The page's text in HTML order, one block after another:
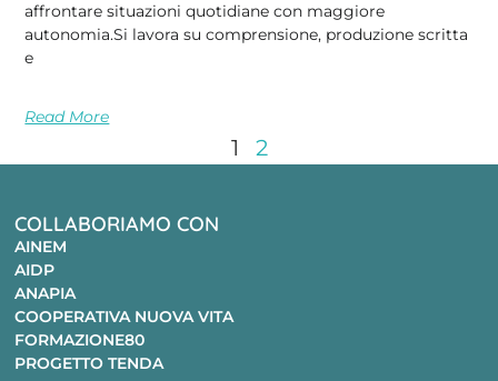
affrontare situazioni quotidiane con maggiore
autonomia.Si lavora su comprensione, produzione scritta
e
Read More
1 2
COLLABORIAMO CON
AINEM
AIDP
ANAPIA
COOPERATIVA NUOVA VITA
FORMAZIONE80
PROGETTO TENDA